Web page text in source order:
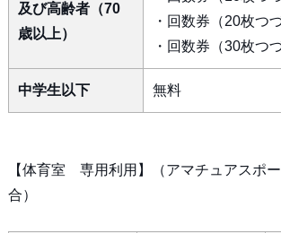
及び高齢者（70
歳以上）
・回数券（20枚つ
・回数券（30枚つ
中学生以下 無料
【体育室 専用利用】（アマチュアスポ
合）